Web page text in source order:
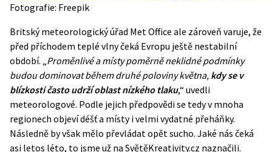
Fotografie: Freepik
Britský meteorologický úřad Met Office ale zároveň varuje, že
před příchodem teplé vlny čeká Evropu ještě nestabilní
období. „ Proměnlivé a místy poměrně neklidné podmínky
budou dominovat během druhé poloviny května, kdy se v
blízkosti často udrží oblast nízkého tlaku,“ uvedli
meteorologové. Podle jejich předpovědi se tedy v mnoha
regionech objeví déšť a místy i velmi vydatné přeháňky.
Následně by však mělo převládat opět sucho. Jaké nás čeká
asi letos léto, to jsme už na SvětěKreativity.cz naznačili.